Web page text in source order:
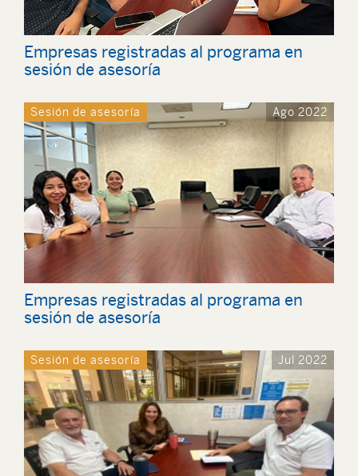
Empresas registradas al programa en
sesión de asesoría
Sesión de asesoría Ago 2022
Empresas registradas al programa en
sesión de asesoría
Sesión de asesoría Jul 2022